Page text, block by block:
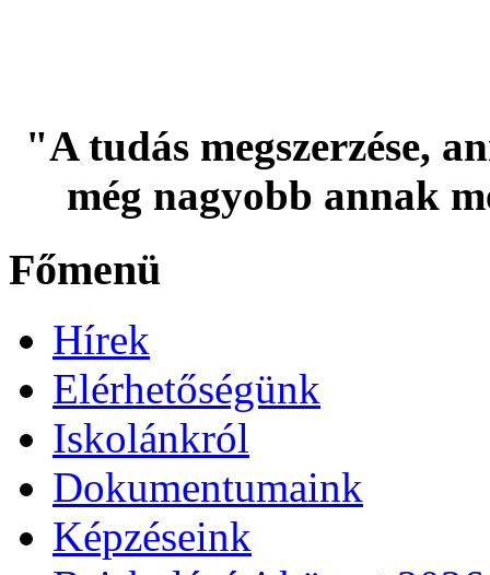
"A tudás megszerzése,
még nagyobb annak
Főmenü
Hírek
Elérhetőségünk
Iskolánkról
Dokumentumaink
Képzéseink